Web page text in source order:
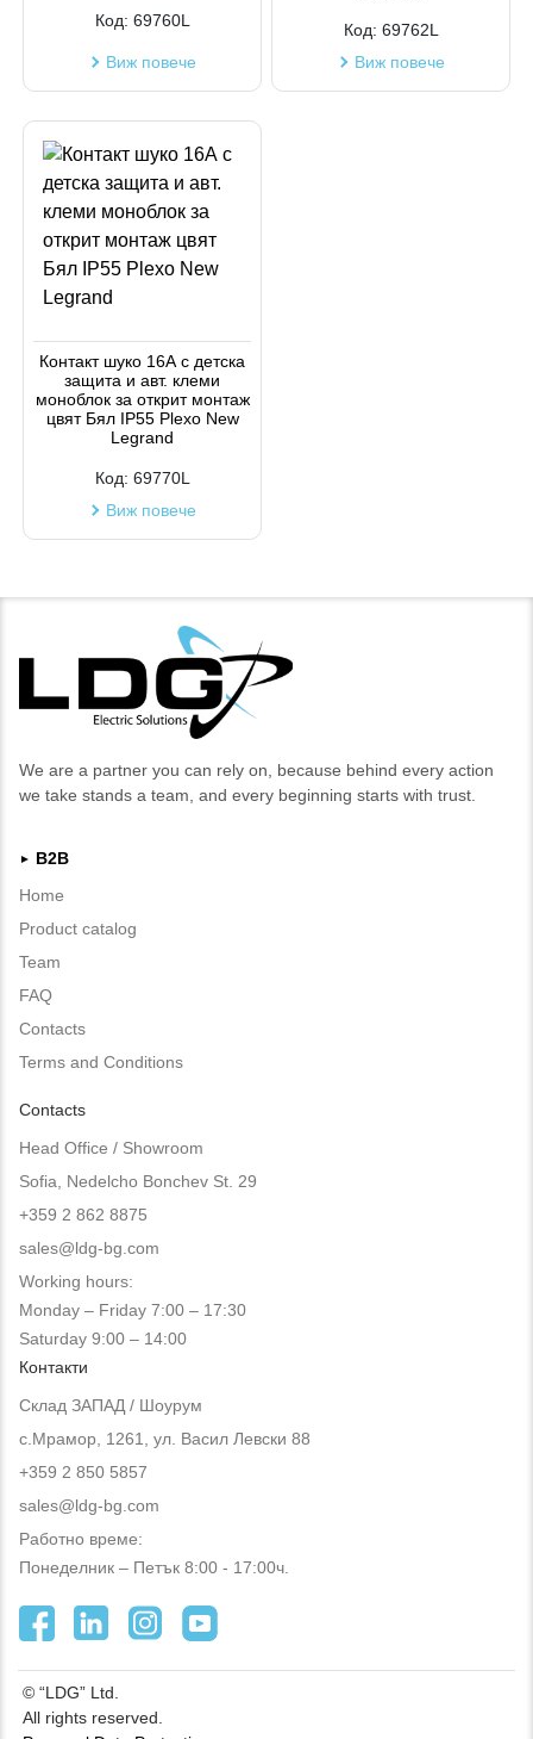
Код: 69760L
Виж повече
Код: 69762L
Виж повече
Контакт шуко 16А с детска
защита и авт. клеми
моноблок за открит монтаж
цвят Бял IP55 Plexo New
Legrand
Код: 69770L
Виж повече
We are a partner you can rely on, because behind every action
we take stands a team, and every beginning starts with trust.
►
B2B
Home
Product catalog
Team
FAQ
Contacts
Terms and Conditions
Contacts
Head Office / Showroom
Sofia, Nedelcho Bonchev St. 29
+359 2 862 8875
sales@ldg-bg.com
Working hours:
Monday – Friday 7:00 – 17:30
Saturday 9:00 – 14:00
Контакти
Склад ЗАПАД / Шоурум
с.Мрамор, 1261, ул. Васил Левски 88
+359 2 850 5857
sales@ldg-bg.com
Работно време:
Понеделник – Петък 8:00 - 17:00ч.
© “LDG” Ltd.
All rights reserved.